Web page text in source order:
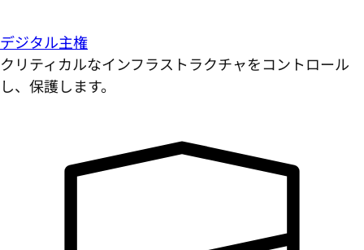
デジタル主権
クリティカルなインフラストラクチャをコントロール
し、保護します。